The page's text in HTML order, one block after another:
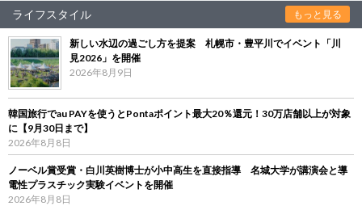
ライフスタイル もっと見る
新しい水辺の過ごし方を提案 札幌市・豊平川でイベント「川
見2026」を開催
2026年8月9日
韓国旅行でau PAYを使うとPontaポイント最大20％還元！30万店舗以上が対象
に【9月30日まで】
2026年8月8日
ノーベル賞受賞・白川英樹博士が小中高生を直接指導 名城大学が講演会と導
電性プラスチック実験イベントを開催
2026年8月8日